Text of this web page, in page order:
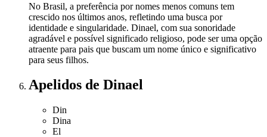
No Brasil, a preferência por nomes menos comuns tem
crescido nos últimos anos, refletindo uma busca por
identidade e singularidade. Dinael, com sua sonoridade
agradável e possível significado religioso, pode ser uma opção
atraente para pais que buscam um nome único e significativo
para seus filhos.
Apelidos de Dinael
Din
Dina
El